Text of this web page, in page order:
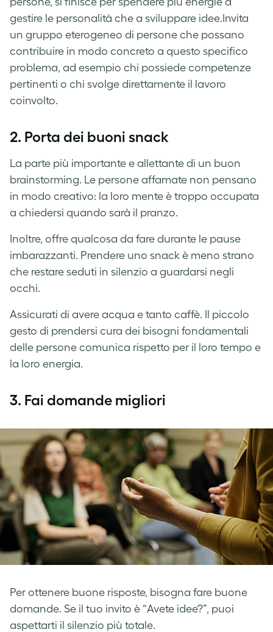
gestire le personalità che a sviluppare idee.Invita
un gruppo eterogeneo di persone che possano
contribuire in modo concreto a questo specifico
problema, ad esempio chi possiede competenze
pertinenti o chi svolge direttamente il lavoro
coinvolto.
2. Porta dei buoni snack
La parte più importante e allettante di un buon
brainstorming. Le persone affamate non pensano
in modo creativo: la loro mente è troppo occupata
a chiedersi quando sarà il pranzo.
Inoltre, offre qualcosa da fare durante le pause
imbarazzanti. Prendere uno snack è meno strano
che restare seduti in silenzio a guardarsi negli
occhi.
Assicurati di avere acqua e tanto caffè. Il piccolo
gesto di prendersi cura dei bisogni fondamentali
delle persone comunica rispetto per il loro tempo e
la loro energia.
3. Fai domande migliori
Per ottenere buone risposte, bisogna fare buone
domande. Se il tuo invito è “Avete idee?”, puoi
aspettarti il silenzio più totale.